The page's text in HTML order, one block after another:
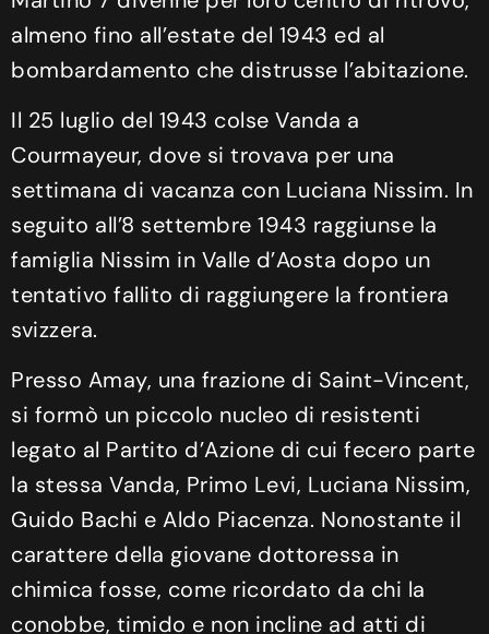
almeno fino all’estate del 1943 ed al
bombardamento che distrusse l’abitazione.
Il 25 luglio del 1943 colse Vanda a
Courmayeur, dove si trovava per una
settimana di vacanza con Luciana Nissim. In
seguito all’8 settembre 1943 raggiunse la
famiglia Nissim in Valle d’Aosta dopo un
tentativo fallito di raggiungere la frontiera
svizzera.
Presso Amay, una frazione di Saint-Vincent,
si formò un piccolo nucleo di resistenti
legato al Partito d’Azione di cui fecero parte
la stessa Vanda, Primo Levi, Luciana Nissim,
Guido Bachi e Aldo Piacenza. Nonostante il
carattere della giovane dottoressa in
chimica fosse, come ricordato da chi la
conobbe, timido e non incline ad atti di